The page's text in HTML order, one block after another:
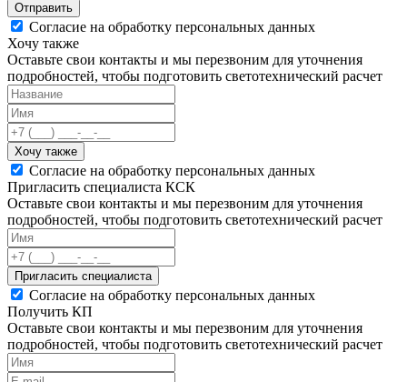
Отправить
Согласие на обработку персональных данных
Хочу также
Оставьте свои контакты и мы перезвоним для уточнения
подробностей, чтобы подготовить светотехнический расчет
Хочу также
Согласие на обработку персональных данных
Пригласить специалиста КСК
Оставьте свои контакты и мы перезвоним для уточнения
подробностей, чтобы подготовить светотехнический расчет
Пригласить специалиста
Согласие на обработку персональных данных
Получить КП
Оставьте свои контакты и мы перезвоним для уточнения
подробностей, чтобы подготовить светотехнический расчет